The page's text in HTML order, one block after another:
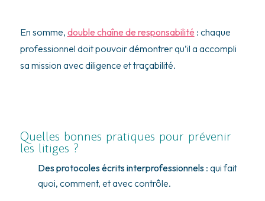
En somme, double chaîne de responsabilité : chaque
professionnel doit pouvoir démontrer qu’il a accompli
sa mission avec diligence et traçabilité.
Quelles bonnes pratiques pour prévenir
les litiges ?
Des protocoles écrits interprofessionnels: qui fait
quoi, comment, et avec contrôle.